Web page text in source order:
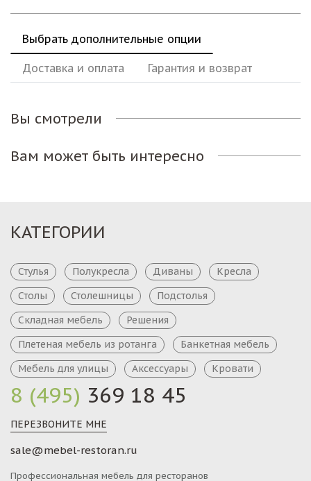
Выбрать дополнительные опции
Доставка и оплата Гарантия и возврат
Вы смотрели
Вам может быть интересно
8 (495) 369 18 45
ПЕРЕЗВОНИТЕ МНЕ
sale@mebel-restoran.ru
Профессиональная мебель для ресторанов
КАТЕГОРИИ
Стулья Полукресла Диваны
Кресла
Столы
Столешницы
Подстолья
Складная мебель
Решения
Плетеная мебель из ротанга
Банкетная мебель
Мебель для улицы
Аксессуары Кровати